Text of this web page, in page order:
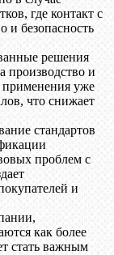
где контакт с
и безопасность
решения
производство и
применения уже
что снижает
стандартов
проблем с
и
как более
стать важным